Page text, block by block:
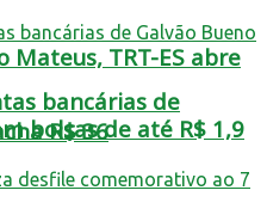
Mateus, TRT-ES abre
bolsas de até R$ 1,9
bancárias de
R$ 36